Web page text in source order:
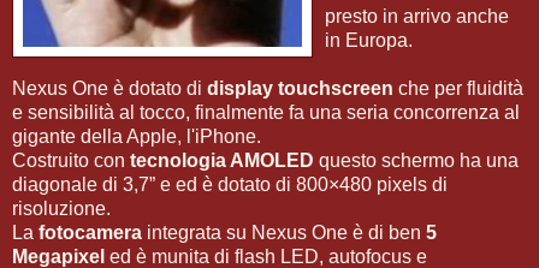
presto in arrivo anche
in Europa.
Nexus One è dotato di display touchscreen che per fluidità
e sensibilità al tocco, finalmente fa una seria concorrenza al
gigante della Apple, l'iPhone.
Costruito con tecnologia AMOLED questo schermo ha una
diagonale di 3,7” e ed è dotato di 800×480 pixels di
risoluzione.
La fotocamera integrata su Nexus One è di ben 5
Megapixel ed è munita di flash LED, autofocus e